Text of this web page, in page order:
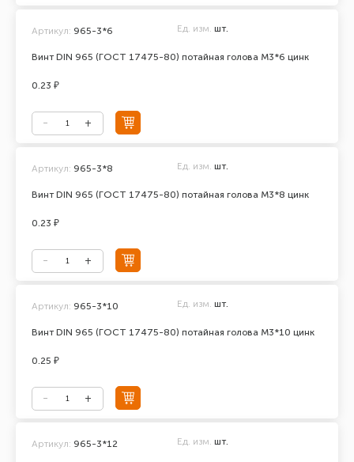
Винт DIN 965 (ГОСТ 17475-80) потайная голова М3*6 цинк
Артикул: 965-3*6 Ед. изм. шт.
0.23 ₽
Винт DIN 965 (ГОСТ 17475-80) потайная голова М3*8 цинк
Артикул: 965-3*8 Ед. изм. шт.
0.23 ₽
Винт DIN 965 (ГОСТ 17475-80) потайная голова М3*10 цинк
Артикул: 965-3*10 Ед. изм. шт.
0.25 ₽
Артикул: 965-3*12 Ед. изм. шт.